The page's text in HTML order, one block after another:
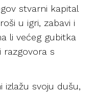
stvarni kapital
u igri, zabavi i
li većeg gubitka
razgovora s
izlažu svoju dušu,